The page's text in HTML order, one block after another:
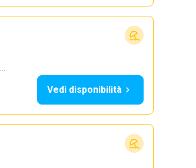
Vedi disponibilità